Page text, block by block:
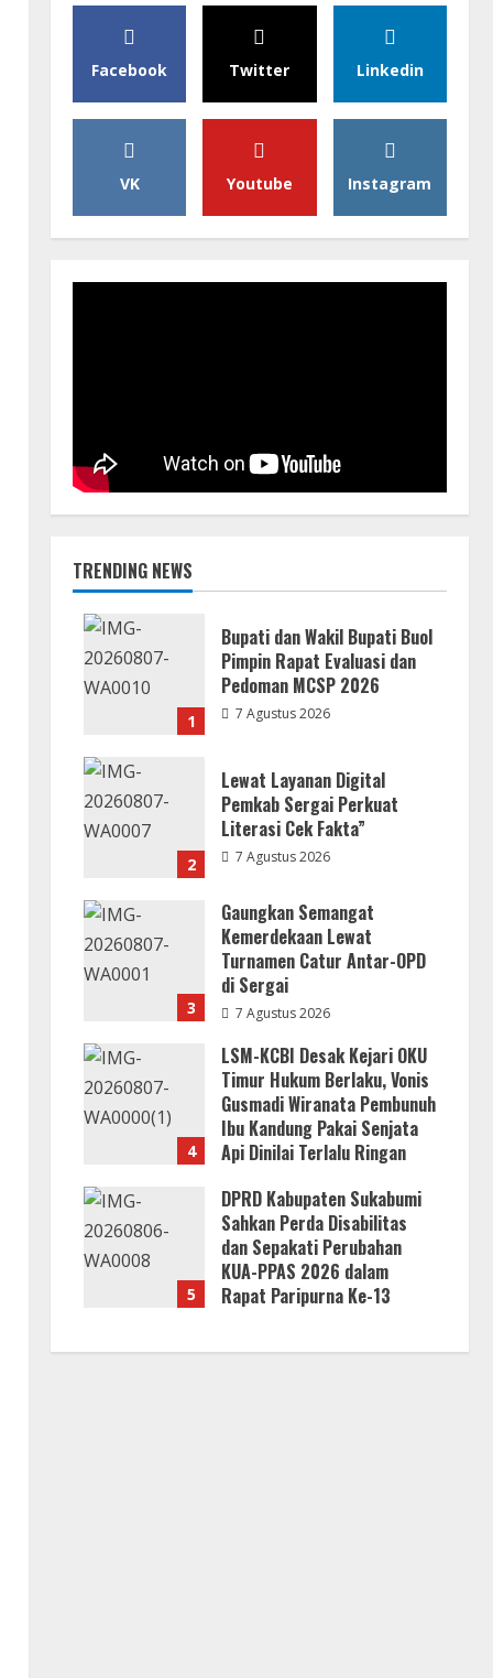
Facebook Twitter Linkedin
VK Youtube Instagram
TRENDING NEWS
1
Bupati dan Wakil Bupati Buol
Pimpin Rapat Evaluasi dan
Pedoman MCSP 2026
7 Agustus 2026
2
Lewat Layanan Digital
Pemkab Sergai Perkuat
Literasi Cek Fakta”
7 Agustus 2026
3
Gaungkan Semangat
Kemerdekaan Lewat
Turnamen Catur Antar-OPD
di Sergai
7 Agustus 2026
4
LSM-KCBI Desak Kejari OKU
Timur Hukum Berlaku, Vonis
Gusmadi Wiranata Pembunuh
Ibu Kandung Pakai Senjata
Api Dinilai Terlalu Ringan
5
DPRD Kabupaten Sukabumi
Sahkan Perda Disabilitas
dan Sepakati Perubahan
KUA-PPAS 2026 dalam
Rapat Paripurna Ke-13